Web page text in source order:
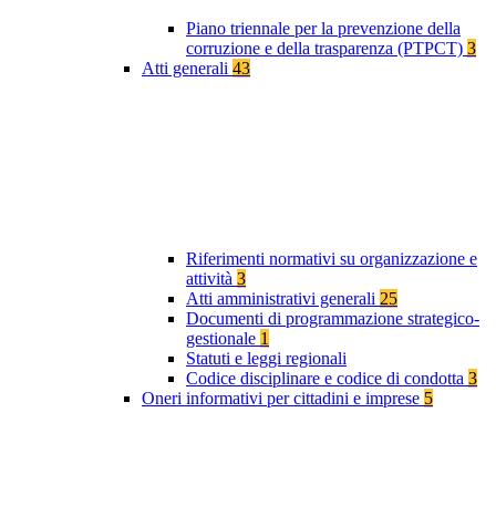
Piano triennale per la prevenzione della
corruzione e della trasparenza (PTPCT) 3
Atti generali 43
Riferimenti normativi su organizzazione e
attività 3
Atti amministrativi generali 25
Documenti di programmazione strategico-
gestionale 1
Statuti e leggi regionali
Codice disciplinare e codice di condotta 3
Oneri informativi per cittadini e imprese 5